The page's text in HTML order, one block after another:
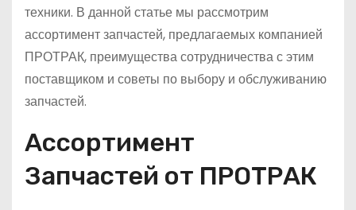
техники. В данной статье мы рассмотрим
ассортимент запчастей, предлагаемых компанией
ПРОТРАК, преимущества сотрудничества с этим
поставщиком и советы по выбору и обслуживанию
запчастей.
Ассортимент
Запчастей от ПРОТРАК